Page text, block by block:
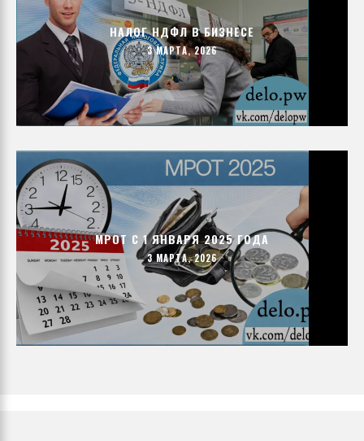
НАЛОГ НДФЛ В БИЗНЕСЕ
3 МАРТА, 2026
МРОТ С 1 ЯНВАРЯ 2025 ГОДА
3 МАРТА, 2026